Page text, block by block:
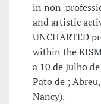
in non-
and artistic
UNCHARTED
within the
a 10 de Julho
Pato de ;
Nancy).